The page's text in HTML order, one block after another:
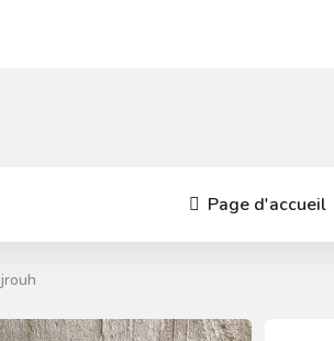
Page d'accueil